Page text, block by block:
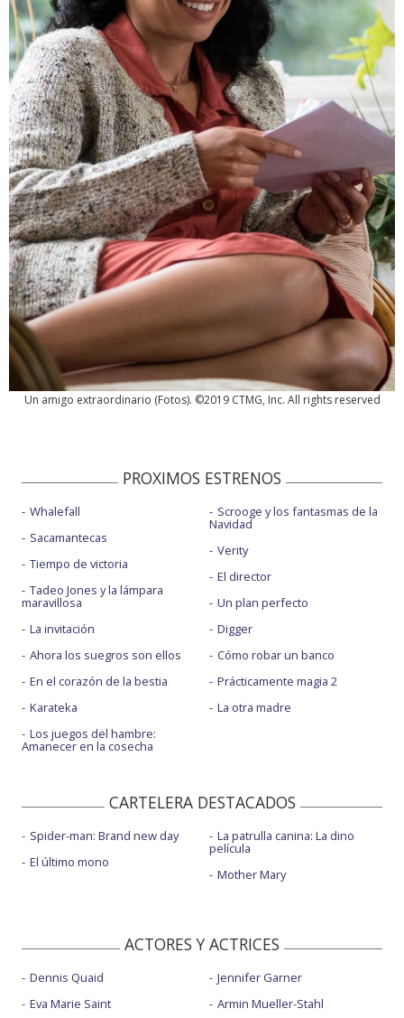
Un amigo extraordinario (Fotos). ©2019 CTMG, Inc. All rights reserved
PROXIMOS ESTRENOS
Whalefall
Sacamantecas
Tiempo de victoria
Tadeo Jones y la lámpara
maravillosa
La invitación
Ahora los suegros son ellos
En el corazón de la bestia
Karateka
Los juegos del hambre:
Amanecer en la cosecha
Scrooge y los fantasmas de la
Navidad
Verity
El director
Un plan perfecto
Digger
Cómo robar un banco
Prácticamente magia 2
La otra madre
CARTELERA DESTACADOS
Spider-man: Brand new day
El último mono
La patrulla canina: La dino
película
Mother Mary
ACTORES Y ACTRICES
Dennis Quaid
Eva Marie Saint
Jennifer Garner
Armin Mueller-Stahl